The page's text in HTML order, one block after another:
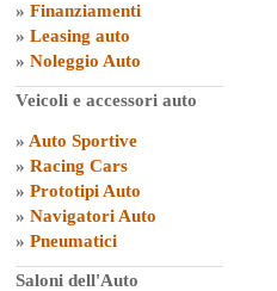
» Finanziamenti
» Leasing auto
» Noleggio Auto
Veicoli e accessori auto
» Auto Sportive
» Racing Cars
» Prototipi Auto
» Navigatori Auto
» Pneumatici
Saloni dell'Auto